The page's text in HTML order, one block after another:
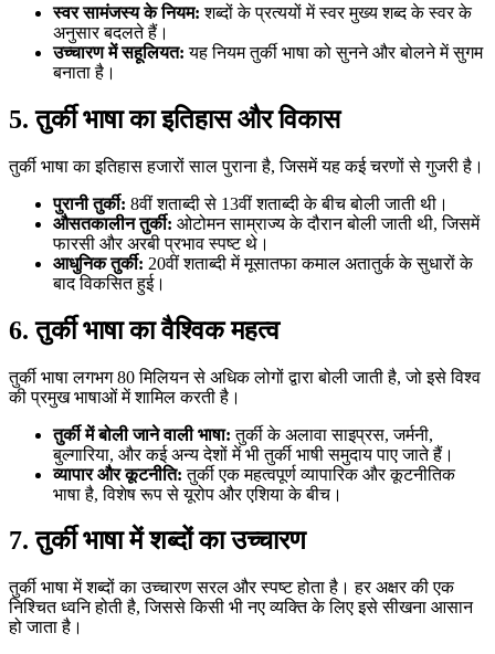
स्वर सामंजस्य के नियम: शब्दों के प्रत्ययों में स्वर मुख्य शब्द के स्वर के
अनुसार बदलते हैं।
उच्चारण में सहूलियत: यह नियम तुर्की भाषा को सुनने और बोलने में सुगम
बनाता है।
5. तुर्की भाषा का इतिहास और विकास
तुर्की भाषा का इतिहास हजारों साल पुराना है, जिसमें यह कई चरणों से गुजरी है।
पुरानी तुर्की: 8वीं शताब्दी से 13वीं शताब्दी के बीच बोली जाती थी।
औसतकालीन तुर्की: ओटोमन साम्राज्य के दौरान बोली जाती थी, जिसमें
फारसी और अरबी प्रभाव स्पष्ट थे।
आधुनिक तुर्की: 20वीं शताब्दी में मूसातफा कमाल अतातुर्क के सुधारों के
बाद विकसित हुई।
6. तुर्की भाषा का वैश्विक महत्व
तुर्की भाषा लगभग 80 मिलियन से अधिक लोगों द्वारा बोली जाती है, जो इसे विश्व
की प्रमुख भाषाओं में शामिल करती है।
तुर्की में बोली जाने वाली भाषा: तुर्की के अलावा साइप्रस, जर्मनी,
बुल्गारिया, और कई अन्य देशों में भी तुर्की भाषी समुदाय पाए जाते हैं।
व्यापार और कूटनीति: तुर्की एक महत्वपूर्ण व्यापारिक और कूटनीतिक
भाषा है, विशेष रूप से यूरोप और एशिया के बीच।
7. तुर्की भाषा में शब्दों का उच्चारण
तुर्की भाषा में शब्दों का उच्चारण सरल और स्पष्ट होता है। हर अक्षर की एक
निश्चित ध्वनि होती है, जिससे किसी भी नए व्यक्ति के लिए इसे सीखना आसान
हो जाता है।